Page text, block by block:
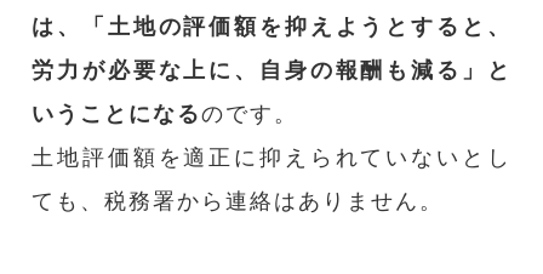
は、「土地の評価額を抑えようとすると、
労力が必要な上に、自身の報酬も減る」と
いうことになるのです。
土地評価額を適正に抑えられていないとし
ても、税務署から連絡はありません。